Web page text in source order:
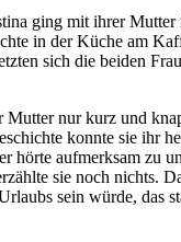
ging mit ihrer Mutter
in der Küche am
sich die beiden
Mutter nur kurz und
konnte sie ihr
hörte aufmerksam zu
sie noch nichts.
sein würde, das